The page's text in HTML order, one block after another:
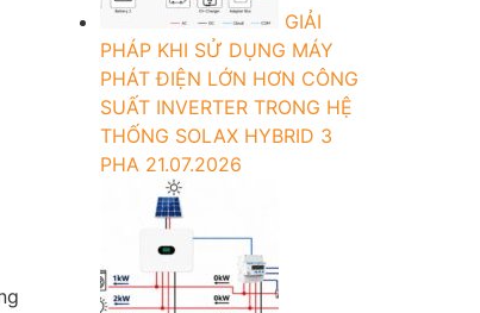
GIẢI
PHÁP KHI SỬ DỤNG MÁY
PHÁT ĐIỆN LỚN HƠN CÔNG
SUẤT INVERTER TRONG HỆ
THỐNG SOLAX HYBRID 3
PHA 21.07.2026